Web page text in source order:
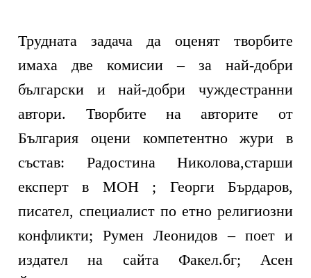
Трудната задача да оценят творбите
имаха две комисии – за най-добри
български и най-добри чуждестранни
автори. Творбите на авторите от
България оцени компетентно жури в
състав: Радостина Николова,старши
експерт в МОН ; Георги Бърдаров,
писател, специалист по етно религиозни
конфликти; Румен Леонидов – поет и
издател на сайта Факел.бг; Асен